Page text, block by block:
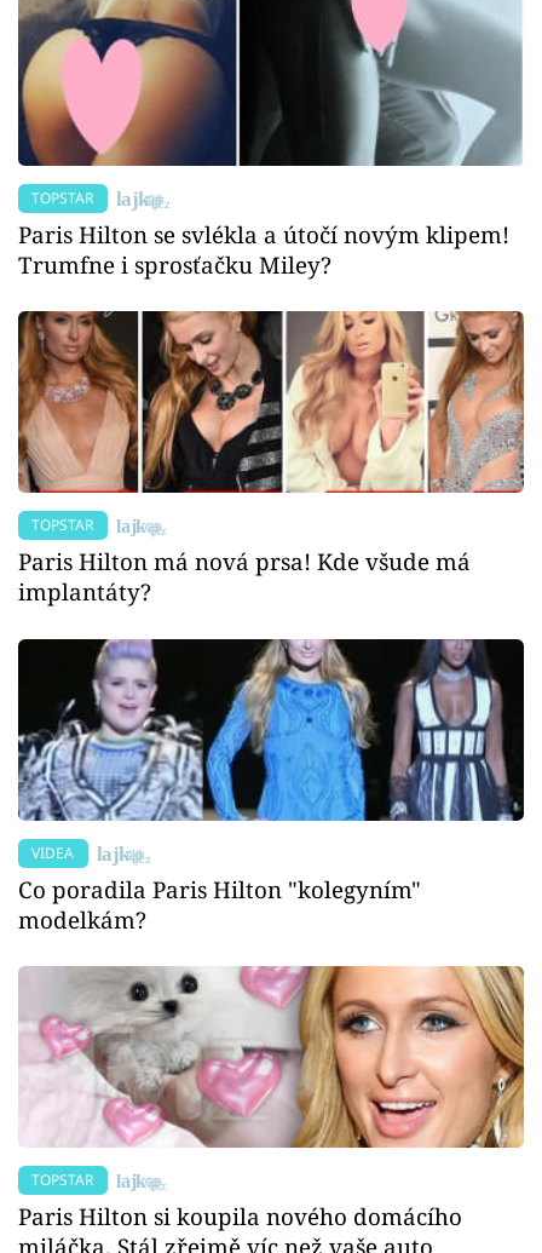
TOPSTAR
Paris Hilton se svlékla a útočí novým klipem!
Trumfne i sprosťačku Miley?
TOPSTAR
Paris Hilton má nová prsa! Kde všude má
implantáty?
VIDEA
Co poradila Paris Hilton "kolegyním"
modelkám?
TOPSTAR
Paris Hilton si koupila nového domácího
miláčka. Stál zřejmě víc než vaše auto